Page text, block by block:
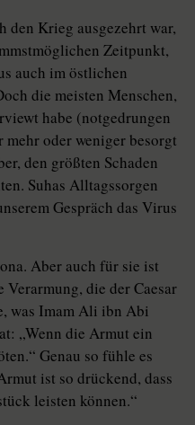
den Krieg ausgezehrt war,
Zeitpunkt,
auch im östlichen
die meisten Menschen,
­habe (notgedrungen
oder weniger besorgt
den größten Schaden
Suhas Alltagssorgen
Gespräch das Virus
Aber auch für sie ist
die der Caesar
was Imam Ali ibn Abi
„Wenn die Armut ein
Genau so fühle es
ist so drückend, dass
leisten können.“